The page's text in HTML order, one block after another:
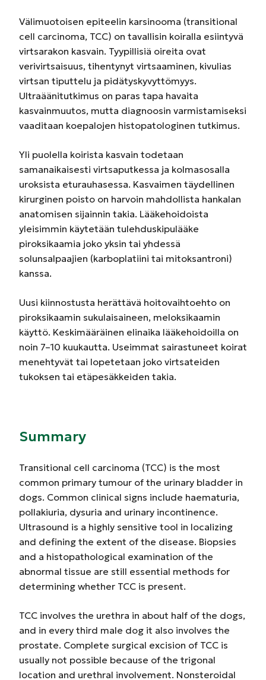
Välimuotoisen epiteelin karsinooma (transitional
cell carcinoma, TCC) on tavallisin koiralla esiintyvä
virtsarakon kasvain. Tyypillisiä oireita ovat
verivirtsaisuus, tihentynyt virtsaaminen, kivulias
virtsan tiputtelu ja pidätyskyvyttömyys.
Ultraäänitutkimus on paras tapa havaita
kasvainmuutos, mutta diagnoosin varmistamiseksi
vaaditaan koepalojen histopatologinen tutkimus.
Yli puolella koirista kasvain todetaan
samanaikaisesti virtsaputkessa ja kolmasosalla
uroksista eturauhasessa. Kasvaimen täydellinen
kirurginen poisto on harvoin mahdollista hankalan
anatomisen sijainnin takia. Lääkehoidoista
yleisimmin käytetään tulehduskipulääke
piroksikaamia joko yksin tai yhdessä
solunsalpaajien (karboplatiini tai mitoksantroni)
kanssa.
Uusi kiinnostusta herättävä hoitovaihtoehto on
piroksikaamin sukulaisaineen, meloksikaamin
käyttö. Keskimääräinen elinaika lääkehoidoilla on
noin 7–10 kuukautta. Useimmat sairastuneet koirat
menehtyvät tai lopetetaan joko virtsateiden
tukoksen tai etäpesäkkeiden takia.
Summary
Transitional cell carcinoma (TCC) is the most
common primary tumour of the urinary bladder in
dogs. Common clinical signs include haematuria,
pollakiuria, dysuria and urinary incontinence.
Ultrasound is a highly sensitive tool in localizing
and defining the extent of the disease. Biopsies
and a histopathological examination of the
abnormal tissue are still essential methods for
determining whether TCC is present.
TCC involves the urethra in about half of the dogs,
and in every third male dog it also involves the
prostate. Complete surgical excision of TCC is
usually not possible because of the trigonal
location and urethral involvement. Nonsteroidal